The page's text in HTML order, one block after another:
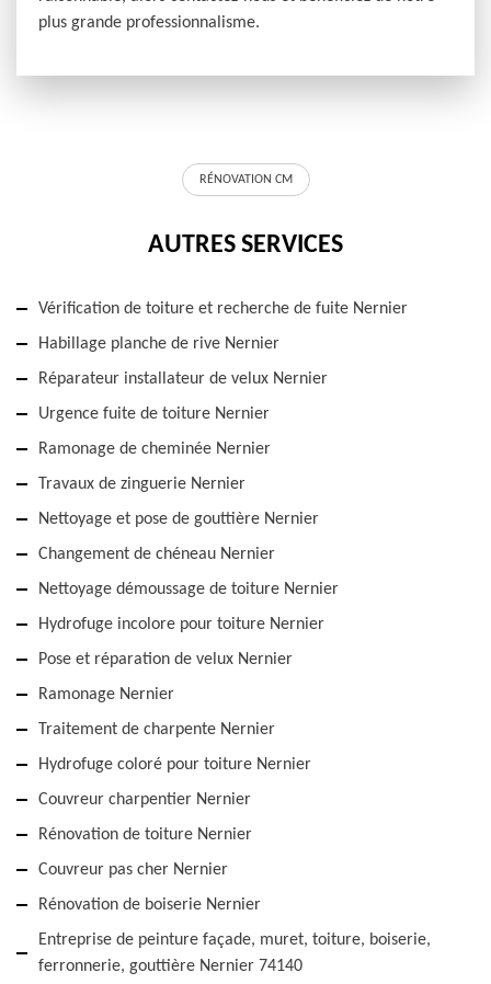
plus grande professionnalisme.
RÉNOVATION CM
AUTRES SERVICES
Vérification de toiture et recherche de fuite Nernier
Habillage planche de rive Nernier
Réparateur installateur de velux Nernier
Urgence fuite de toiture Nernier
Ramonage de cheminée Nernier
Travaux de zinguerie Nernier
Nettoyage et pose de gouttière Nernier
Changement de chéneau Nernier
Nettoyage démoussage de toiture Nernier
Hydrofuge incolore pour toiture Nernier
Pose et réparation de velux Nernier
Ramonage Nernier
Traitement de charpente Nernier
Hydrofuge coloré pour toiture Nernier
Couvreur charpentier Nernier
Rénovation de toiture Nernier
Couvreur pas cher Nernier
Rénovation de boiserie Nernier
Entreprise de peinture façade, muret, toiture, boiserie,
ferronnerie, gouttière Nernier 74140